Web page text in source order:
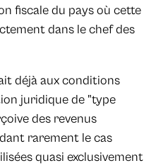
fiscale du pays où cette
dans le chef des
déjà aux conditions
juridique de "type
des revenus
rarement le cas
quasi exclusivement